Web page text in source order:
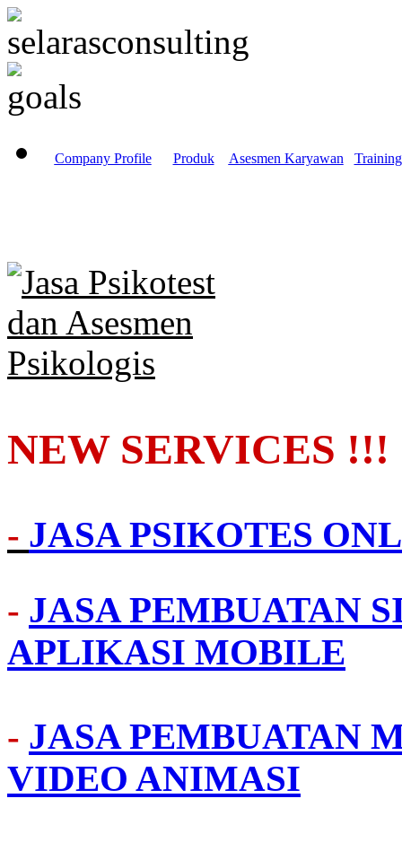
Company Profile Produk Asesmen Karyawan
NEW SERVICES !!!
- JASA PSIKOTES
- JASA PEMBUATAN
APLIKASI MOBILE
- JASA PEMBUATAN
VIDEO ANIMASI